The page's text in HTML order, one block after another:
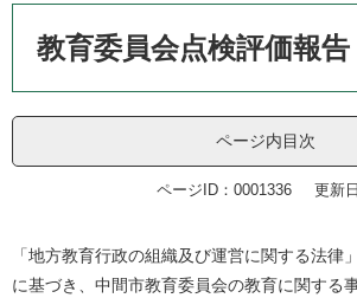
教育委員会点検評価報告
ページ内目次
ページID：0001336 更新
「地方教育行政の組織及び運営に関する法律
に基づき、中間市教育委員会の教育に関する